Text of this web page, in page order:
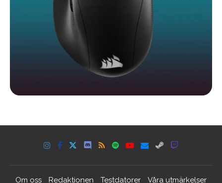
Om oss Redaktionen Testdatorer Våra utmärkelser